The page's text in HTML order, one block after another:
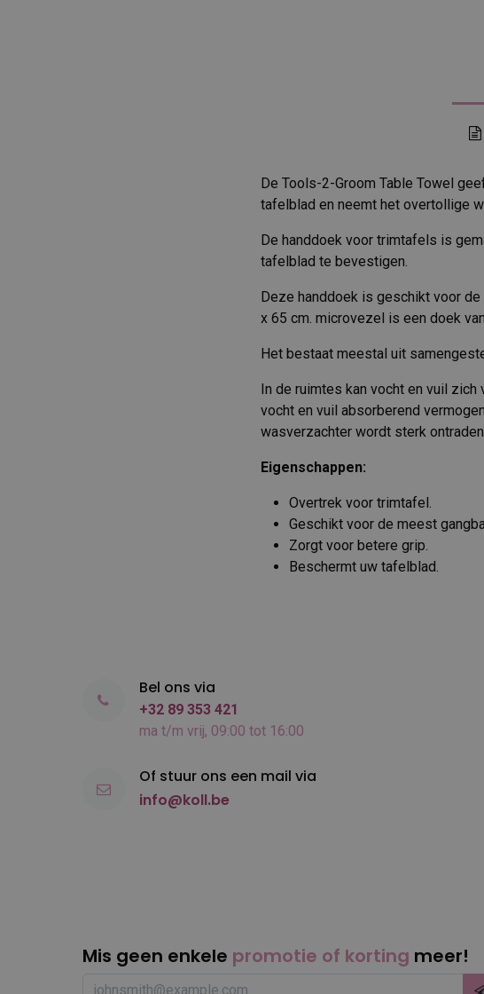
De Tools-2-Groom Table Towel
tafelblad en neemt het overtollige
De handdoek voor trimtafels is
tafelblad te bevestigen.
Deze handdoek is geschikt voor
x 65 cm. microvezel is een doek
Het bestaat meestal uit
In de ruimtes kan vocht en vuil
vocht en vuil absorberend
wasverzachter wordt sterk ontraden.
Eigenschappen:
Overtrek voor trimtafel.
Geschikt voor de meest
Zorgt voor betere grip.
Beschermt uw tafelblad.
Mis geen enkele promotie of korting meer!
Bel ons via
+32 89 353 421
ma t/m vrij, 09:00 tot 16:00
Of stuur ons een mail via
info@koll.be